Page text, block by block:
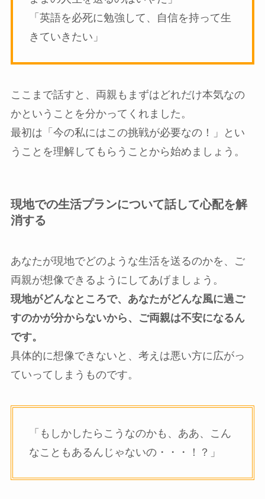
「英語を必死に勉強して、自信を持って生
きていきたい」
ここまで話すと、両親もまずはどれだけ本気なの
かということを分かってくれました。
最初は「今の私にはこの挑戦が必要なの！」とい
うことを理解してもらうことから始めましょう。
現地での生活プランについて話して心配を解
消する
あなたが現地でどのような生活を送るのかを、ご
両親が想像できるようにしてあげましょう。
現地がどんなところで、あなたがどんな風に過ご
すのかが分からないから、ご両親は不安になるん
です。
具体的に想像できないと、考えは悪い方に広がっ
ていってしまうものです。
「もしかしたらこうなのかも、ああ、こん
なこともあるんじゃないの・・・！？」